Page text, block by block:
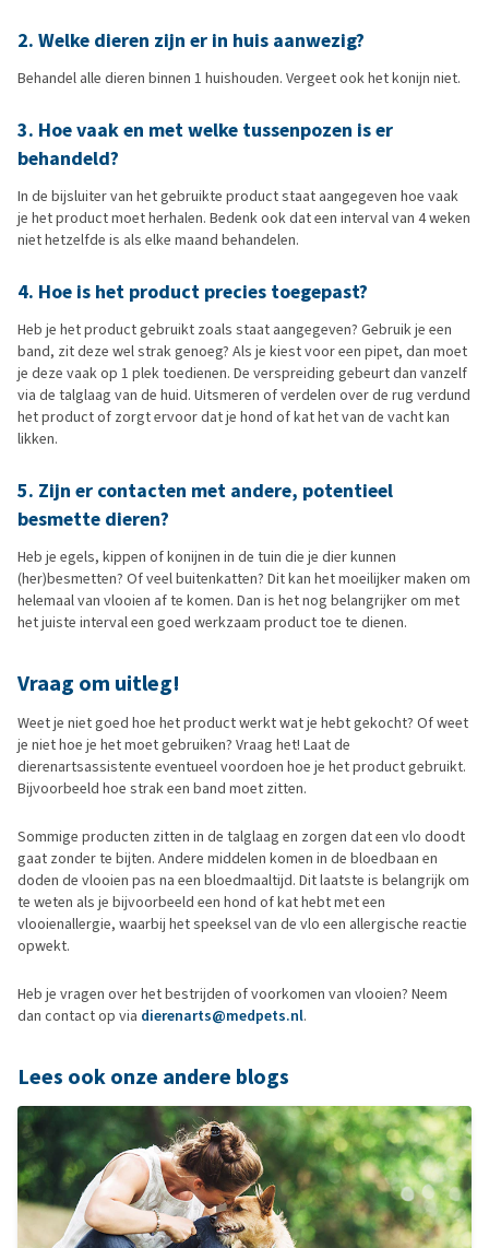
2. Welke dieren zijn er in huis aanwezig?
Behandel alle dieren binnen 1 huishouden. Vergeet ook het konijn niet.
3. Hoe vaak en met welke tussenpozen is er
behandeld?
In de bijsluiter van het gebruikte product staat aangegeven hoe vaak
je het product moet herhalen. Bedenk ook dat een interval van 4 weken
niet hetzelfde is als elke maand behandelen.
4. Hoe is het product precies toegepast?
Heb je het product gebruikt zoals staat aangegeven? Gebruik je een
band, zit deze wel strak genoeg? Als je kiest voor een pipet, dan moet
je deze vaak op 1 plek toedienen. De verspreiding gebeurt dan vanzelf
via de talglaag van de huid. Uitsmeren of verdelen over de rug verdund
het product of zorgt ervoor dat je hond of kat het van de vacht kan
likken.
5. Zijn er contacten met andere, potentieel
besmette dieren?
Heb je egels, kippen of konijnen in de tuin die je dier kunnen
(her)besmetten? Of veel buitenkatten? Dit kan het moeilijker maken om
helemaal van vlooien af te komen. Dan is het nog belangrijker om met
het juiste interval een goed werkzaam product toe te dienen.
Vraag om uitleg!
Weet je niet goed hoe het product werkt wat je hebt gekocht? Of weet
je niet hoe je het moet gebruiken? Vraag het! Laat de
dierenartsassistente eventueel voordoen hoe je het product gebruikt.
Bijvoorbeeld hoe strak een band moet zitten.
Sommige producten zitten in de talglaag en zorgen dat een vlo doodt
gaat zonder te bijten. Andere middelen komen in de bloedbaan en
doden de vlooien pas na een bloedmaaltijd. Dit laatste is belangrijk om
te weten als je bijvoorbeeld een hond of kat hebt met een
vlooienallergie, waarbij het speeksel van de vlo een allergische reactie
opwekt.
Heb je vragen over het bestrijden of voorkomen van vlooien? Neem
dan contact op via dierenarts@medpets.nl.
Lees ook onze andere blogs